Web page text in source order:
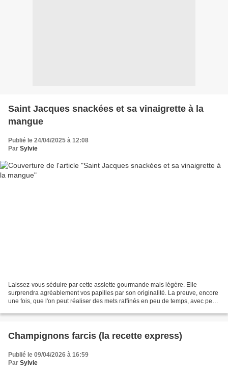
Saint Jacques snackées et sa vinaigrette à la
mangue
Publié le 24/04/2025 à 12:08
Par Sylvie
Laissez-vous séduire par cette assiette gourmande mais légère. Elle
surprendra agréablement vos papilles par son originalité. La preuve, encore
une fois, que l'on peut réaliser des mets raffinés en peu de temps, avec peu
Champignons farcis (la recette express)
Publié le 09/04/2026 à 16:59
Par Sylvie